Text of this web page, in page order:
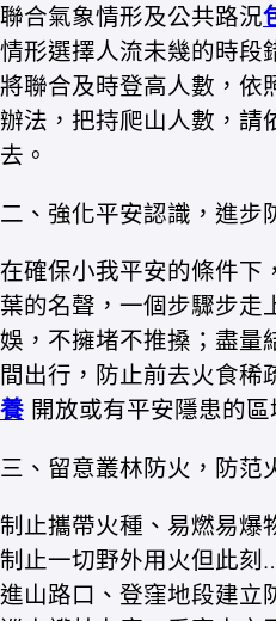
聯合氣象情形及公共路況
情形選擇人流未幾的時段
將聯合及時登高人數，依
辦法，把持爬山人數，請
去。
二、強化平安認識，進步
在確保小我平安的條件下
葉的名聲，一個步驟步走
娛，不擁堵不推搡；盡量
間出行，防止前去火食稀
養 開放或有平安隱患的區
三、留意叢林防火，防范
制止攜帶火種、易燃易爆
制止一切野外用火但此
進山路口、登窪地段建立